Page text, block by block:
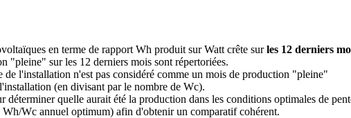
en terme de rapport Wh produit sur Watt crête surles 12 derniers
"pleine" sur les 12 derniers mois sont répertoriées.
de l'installation n'est pas considéré comme un mois de production "pleine"
(en divisant par le nombre de Wc).
déterminer quelle aurait été la production dans les conditions optimales de
Wc annuel optimum) afin d'obtenir un comparatif cohérent.